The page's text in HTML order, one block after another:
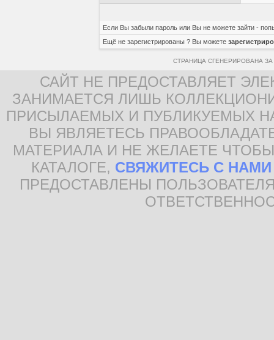
Если Вы забыли пароль или Вы не можете зайти -
Ещё не зарегистрированы ? Вы можете
СТРАНИЦА СГЕНЕРИРОВАНА
САЙТ НЕ ПРЕДОСТАВЛЯЕТ
ЗАНИМАЕТСЯ ЛИШЬ
ПРИСЫЛАЕМЫХ И ПУБЛИКУЕМЫХ
ВЫ ЯВЛЯЕТЕСЬ
МАТЕРИАЛА И НЕ ЖЕЛАЕТЕ
КАТАЛОГЕ, СВЯЖИТЕСЬ С НАМИ
ПРЕДОСТАВЛЕНЫ